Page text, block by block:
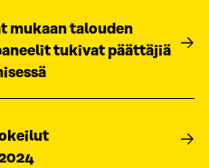
mukaan talouden
tukivat päättäjiä